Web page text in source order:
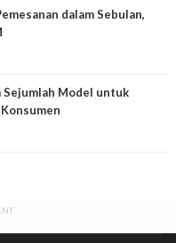
dalam Sebulan,
Sejumlah Model untuk